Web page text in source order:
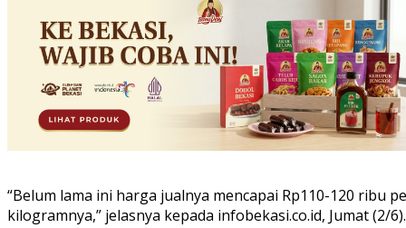
“Belum lama ini harga jualnya mencapai Rp110-120 ribu
kilogramnya,” jelasnya kepada infobekasi.co.id, Jumat (2/6).